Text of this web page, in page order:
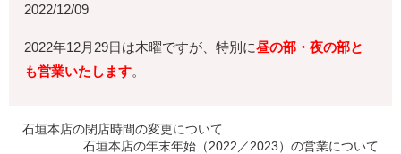
2022/12/09
2022年12月29日は木曜ですが、特別に昼の部・夜の部と
も営業いたします。
石垣本店の閉店時間の変更について
石垣本店の年末年始（2022／2023）の営業について